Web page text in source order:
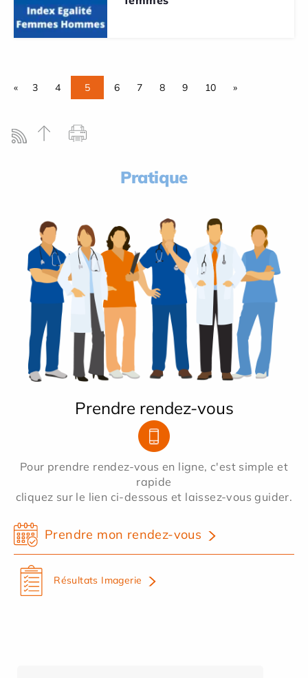
« 3 4 5 6 7 8 9 10 »
Pratique
Prendre rendez-vous
Pour prendre rendez-vous en ligne, c'est simple et
rapide
cliquez sur le lien ci-dessous et laissez-vous guider.
Prendre mon rendez-vous
Résultats Imagerie